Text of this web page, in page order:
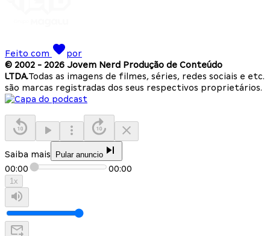
Feito com
por
© 2002 - 2026 Jovem Nerd Produção de Conteúdo
LTDA.Todas as imagens de filmes, séries, redes sociais e etc.
são marcas registradas dos seus respectivos proprietários.
Saiba mais Pular anuncio
00:00 00:00
1x